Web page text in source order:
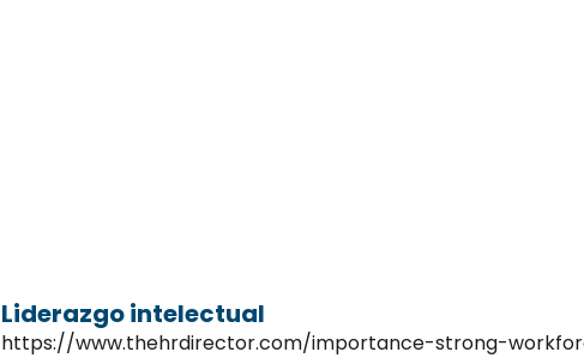
Liderazgo intelectual
https://www.thehrdirector.com/importance-strong-